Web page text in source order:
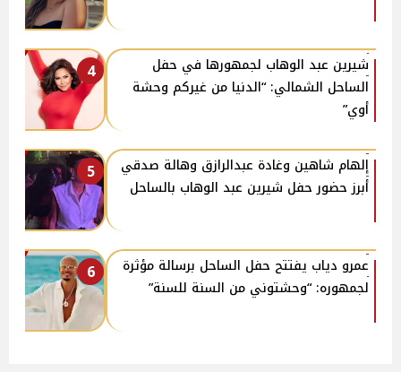
4
شيرين عبد الوهاب لجمهورها في حفل
الساحل الشمالي: “الدنيا من غيركم وحشة
أوي”
5
إلهام شاهين وغادة عبدالرازق وهالة صدقي
أبرز حضور حفل شيرين عبد الوهاب بالساحل
6
عمرو دياب يفتتح حفل الساحل برسالة مؤثرة
لجمهوره: “وحشتوني من السنة للسنة”